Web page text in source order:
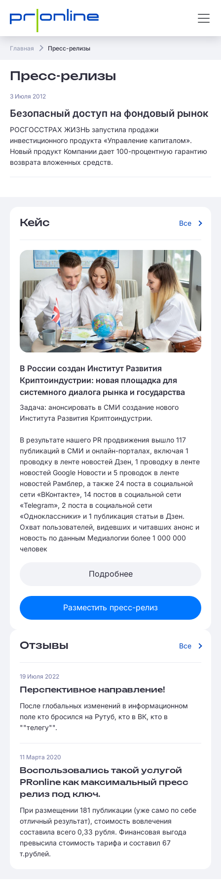
Главная Пресс-релизы
Пресс-релизы
3 Июля 2012
Безопасный доступ на фондовый рынок
РОСГОССТРАХ ЖИЗНЬ запустила продажи
инвестиционного продукта «Управление капиталом».
Новый продукт Компании дает 100-процентную гарантию
возврата вложенных средств.
Кейс Все
В России создан Институт Развития
Криптоиндустрии: новая площадка для
системного диалога рынка и государства
Задача: анонсировать в СМИ создание нового
Института Развития Криптоиндустрии.
В результате нашего PR продвижения вышло 117
публикаций в СМИ и онлайн-порталах, включая 1
проводку в ленте новостей Дзен, 1 проводку в ленте
новостей Google Новости и 5 проводок в ленте
новостей Рамблер, а также 24 поста в социальной
сети «ВКонтакте», 14 постов в социальной сети
«Telegram», 2 поста в социальной сети
«Одноклассники» и 1 публикация статьи в Дзен.
Охват пользователей, видевших и читавших анонс и
новость по данным Медиалогии более 1 000 000
человек
Подробнее
Разместить пресс-релиз
Отзывы Все
19 Июля 2022
Перспективное направление!
После глобальных изменений в информационном
поле кто бросился на Рутуб, кто в ВК, кто в
""телегу"".
11 Марта 2020
Воспользовались такой услугой
PRonline как максимальный пресс
релиз под ключ.
При размещении 181 публикации (уже само по себе
отличный результат), стоимость вовлечения
составила всего 0,33 рубля. Финансовая выгода
превысила стоимость тарифа и составил 67
т.рублей.